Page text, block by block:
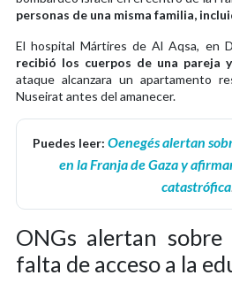
personas de una misma familia,
El hospital Mártires de Al Aqsa, en
recibió los cuerpos de una pareja
ataque alcanzara un apartamento
Nuseirat antes del amanecer.
Puedes leer: Oenegés alertan
en la Franja de Gaza y
catastrófica
ONGs alertan
falta de acceso a la